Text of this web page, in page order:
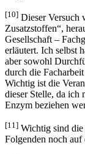
[10] Dieser Versuch
Zusatzstoffen“,
Gesellschaft –
erläutert. Ich selbst
aber sowohl
durch die
Wichtig ist die
dieser Stelle, da ich
Enzym beziehen
[11] Wichtig sind
Folgenden noch auf